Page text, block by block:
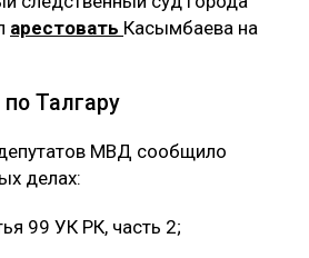
арестовать Касымбаева на
Талгару
МВД сообщило
делах:
99 УК РК, часть 2;